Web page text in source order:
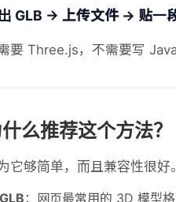
GLB → 上传文件 → 贴一
要 Three.js，不需要写
么推荐这个方法？
它够简单，而且兼容性很好。
GLB ：网页最常用的 3D 模型